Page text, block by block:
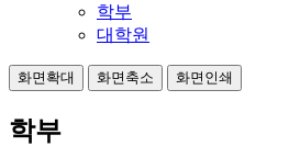
학부
대학원
화면확대 화면축소 화면인쇄
학부